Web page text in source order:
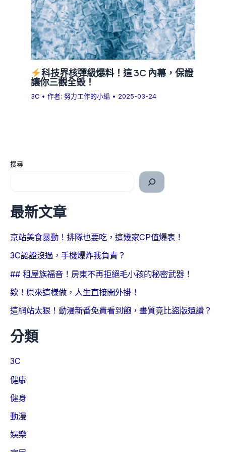
科技界核彈級爆料！這 3C 內幕，保證
讓你三觀全毀！
3C • 作者:努力工作的小編 • 2025-03-24
搜尋
最新文章
京站美食暴動！排隊也要吃，這幾家CP值爆表！
3C認證沒過，手機爆炸我負責？
## 租屋族福音！房東不再拒絕毛小孩的秘密武器！
欸！原來這樣做，人生直接開外掛！
這網站太狠！動漫新番免費看到飽，畫質竟比盜版還讚？
分類
3C
健康
健身
動漫
娛樂